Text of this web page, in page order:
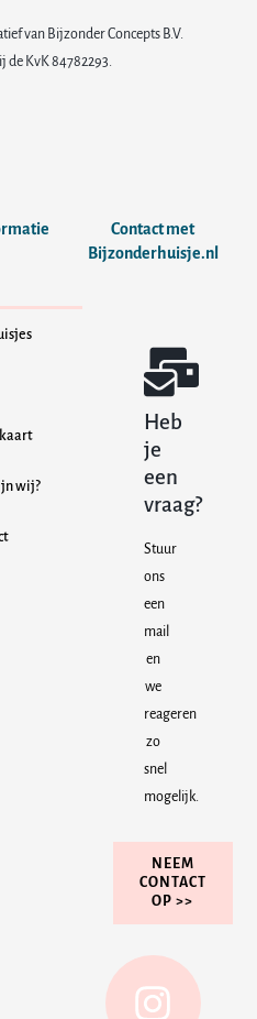
van Bijzonder Concepts B.V.
de KvK 84782293.
wij?
Contact met
Bijzonderhuisje.nl
Heb
je
een
vraag?
Stuur
ons
een
mail
en
we
reageren
zo
snel
mogelijk.
NEEM
CONTACT
OP >>